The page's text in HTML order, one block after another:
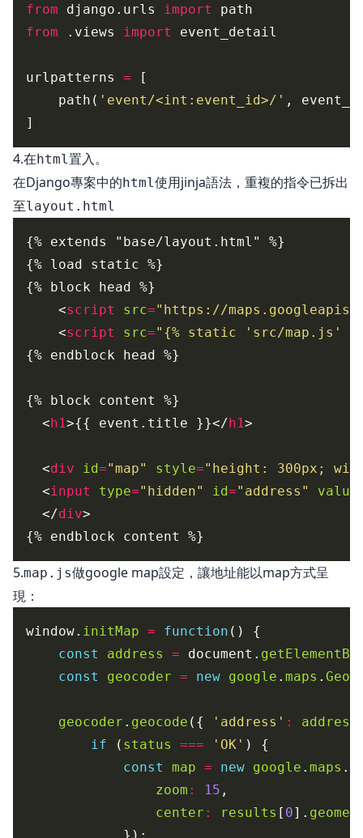
from django.urls import
from .views import
urlpatterns =
    path(
'event/<int:event_id>/' ,
4.在html置入。
在Django專案中的html使用jinja語法，重複的指令已拆出
至layout.html
    <
script src="https://
    <
script src="{% static 'src/map.js'
  <
h1>{{ event.title }}</h1
  <
div id="map" style="height: 300px;
  <
input type="hidden" id="address" value
  </
div
5.map.js做google map設定，讓地址能以map方式呈
現：
window. initMap = function
const
address = document.
const
geocoder = new google . maps .
geocoder . geocode ({ 'address' : address
if ( status === 'OK'
const
map = new google . maps .
zoom : 15
center : results [ 0].